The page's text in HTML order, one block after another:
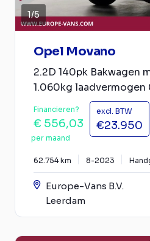
1/5
Opel Movano
2.2D 140pk Bakwagen
1.060kg laadvermogen
Financieren?
€ 556,03
per maand
excl. BTW
€23.950
62.754 km 8-2023
Europe-Vans B.V.
Leerdam